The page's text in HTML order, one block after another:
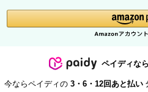
ペイディな
今ならペイディの 3・6・12回あと払い